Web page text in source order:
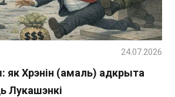
як Хрэнін (амаль) адкрыта
Лукашэнкі
24.07.2026